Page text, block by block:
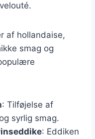
af hollandaise,
smag og
: Tilføjelse af
syrlig smag.
: Eddiken